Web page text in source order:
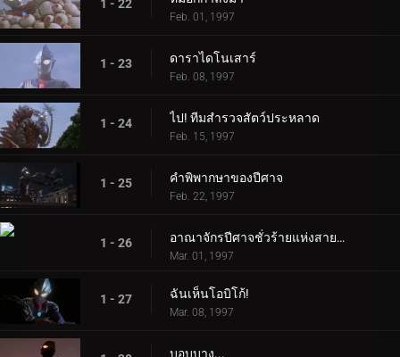
1 - 22
Feb. 01, 1997
1 - 23 ดาราไดโนเสาร์
Feb. 08, 1997
1 - 24 ไป! ทีมสำรวจสัตว์ประหลาด
Feb. 15, 1997
1 - 25 คำพิพากษาของปีศาจ
Feb. 22, 1997
1 - 26 อาณาจักรปีศาจชั่วร้ายแห่งสายรุ้ง
Mar. 01, 1997
1 - 27 ฉันเห็นโอบิโก้!
Mar. 08, 1997
บอบบาง...